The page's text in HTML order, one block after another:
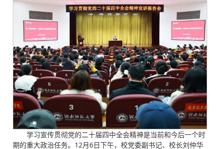
学习宣传贯彻党的二十届四中全会精神是当前和今后一个时
期的重大政治任务。12月6日下午，校党委副书记、校长刘仲华